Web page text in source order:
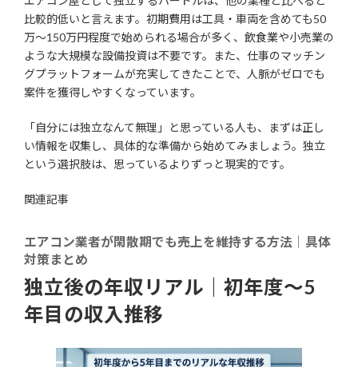
比較的低いと言えます。初期費用は工具・車両を含めても50
万〜150万円程度で始められる場合が多く、飲食業や小売業の
ような大規模な設備投資は不要です。また、仕事のマッチン
グプラットフォームが充実してきたことで、人脈がゼロでも
案件を獲得しやすくなっています。
「自分には独立なんて無理」と思っている人も、まずは正し
い情報を収集し、具体的な準備から始めてみましょう。独立
という選択肢は、思っているよりずっと現実的です。
関連記事
エアコン業者が閑散期でも売上を維持する方法｜具体
対策まとめ
独立後の年収リアル｜初年度〜5
年目の収入推移